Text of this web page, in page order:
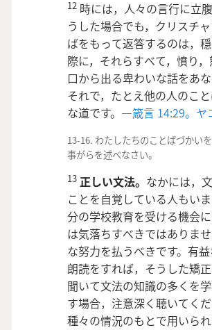
12 時には，人々の言行に立
うした場合でも，クリスチ
ばをもって返答するのは，
際に，それらすべて，憤り
口から出る卑わいな話をあ
それで，たとえ他の人のこ
な道です。―箴言 14:29。 ヤ
13-16. わたしたちのことばづかい
事がらを述べなさい。
13 正しい文法。 なかには，
ことを自覚している人もい
分の学校教育を受ける機会
は気落ちすべきではありま
な努力を払うべきです。有
朗読をすれば，そうした矯
聞いて文法の知識の多くを
す場合，注意深く聴いてく
種々の情況のもとで用いら